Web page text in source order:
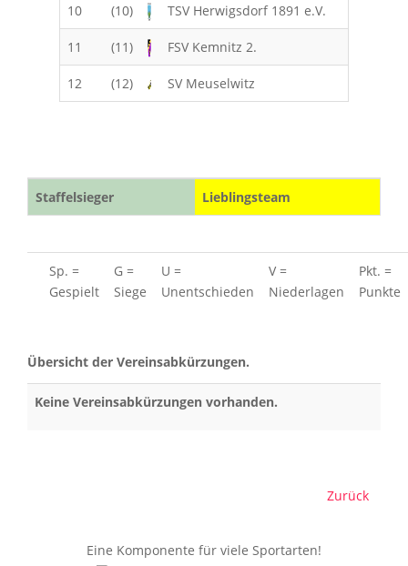
10 (10) TSV Herwigsdorf 1891 e.V.
11 (11) FSV Kemnitz 2.
12 (12) SV Meuselwitz
Staffelsieger Lieblingsteam
Sp. =
Gespielt
G =
Siege
U =
Unentschieden
V =
Niederlagen
Pkt. =
Punkte
Übersicht der Vereinsabkürzungen.
Keine Vereinsabkürzungen vorhanden.
Zurück
Eine Komponente für viele Sportarten!